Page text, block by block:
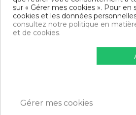
Nombre de
personnes
2 personnes
Motif
100% Double
Lavable à 40°C -
étiquette)
sur « Gérer mes cookies ». Pour en
cookies et les données
consultez notre politique en
et de cookies.
Gérer mes cookies